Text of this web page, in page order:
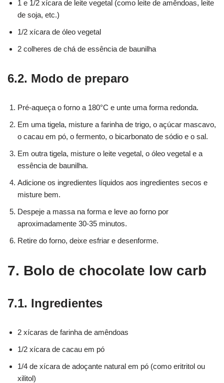
1 e 1/2 xícara de leite vegetal (como leite de amêndoas, leite
de soja, etc.)
1/2 xícara de óleo vegetal
2 colheres de chá de essência de baunilha
6.2. Modo de preparo
Pré-aqueça o forno a 180°C e unte uma forma redonda.
Em uma tigela, misture a farinha de trigo, o açúcar mascavo,
o cacau em pó, o fermento, o bicarbonato de sódio e o sal.
Em outra tigela, misture o leite vegetal, o óleo vegetal e a
essência de baunilha.
Adicione os ingredientes líquidos aos ingredientes secos e
misture bem.
Despeje a massa na forma e leve ao forno por
aproximadamente 30-35 minutos.
Retire do forno, deixe esfriar e desenforme.
7. Bolo de chocolate low carb
7.1. Ingredientes
2 xícaras de farinha de amêndoas
1/2 xícara de cacau em pó
1/4 de xícara de adoçante natural em pó (como eritritol ou
xilitol)